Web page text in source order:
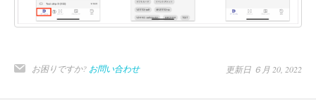
お困りですか? お問い合わせ 更新日 ６月 20, 2022